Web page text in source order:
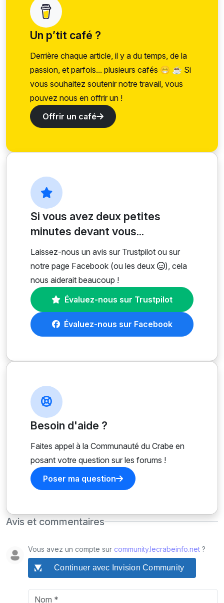
Un p’tit café ?
Derrière chaque article, il y a du temps, de la
passion, et parfois... plusieurs cafés 😁 ☕ Si
vous souhaitez soutenir notre travail, vous
pouvez nous en offrir un !
Offrir un café
Si vous avez deux petites
minutes devant vous...
Laissez-nous un avis sur Trustpilot ou sur
notre page Facebook (ou les deux
), cela
nous aiderait beaucoup !
Évaluez-nous sur Trustpilot
Évaluez-nous sur Facebook
Besoin d'aide ?
Faites appel à la Communauté du Crabe en
posant votre question sur les forums !
Poser ma question
Avis et commentaires
Vous avez un compte sur community.lecrabeinfo.net ?
Continuer avec Invision Community